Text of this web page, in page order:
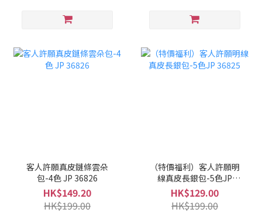
客人許願真皮鏈條雲朵
包-4色 JP 36826
HK$149.20
HK$199.00
（特價福利）客人許願明
線真皮長銀包-5色JP
36825
HK$129.00
HK$199.00